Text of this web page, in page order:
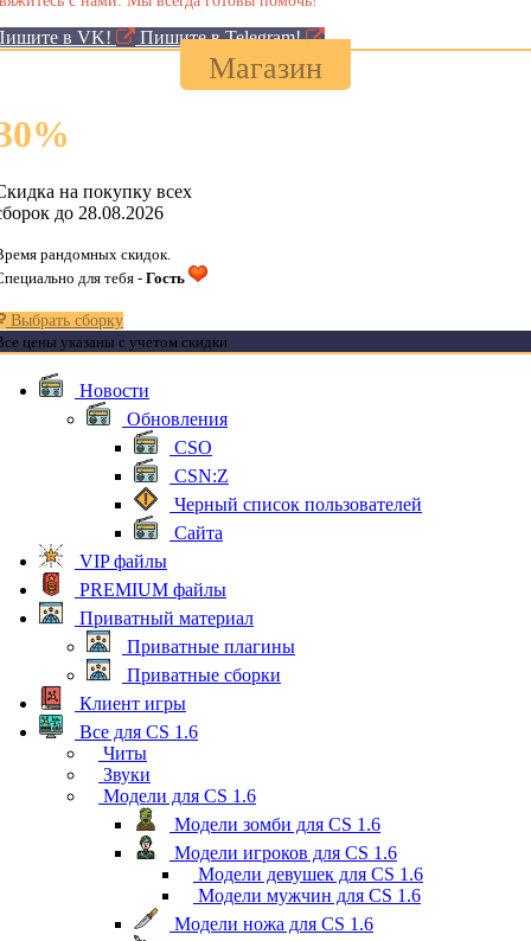
в VK! Пишите в Telegram!
Магазин
%
на покупку всех
до 28.08.2026
рандомных скидок.
для тебя - Гость
Выбрать сборку
цены указаны с учетом скидки
Новости
Обновления
CSO
CSN:Z
Черный список пользователей
Сайта
VIP файлы
PREMIUM файлы
Приватный материал
Приватные плагины
Приватные сборки
Клиент игры
Все для CS 1.6
Читы
Звуки
Модели для CS 1.6
Модели зомби для CS 1.6
Модели игроков для CS 1.6
Модели девушек для CS 1.6
Модели мужчин для CS 1.6
Модели ножа для CS 1.6